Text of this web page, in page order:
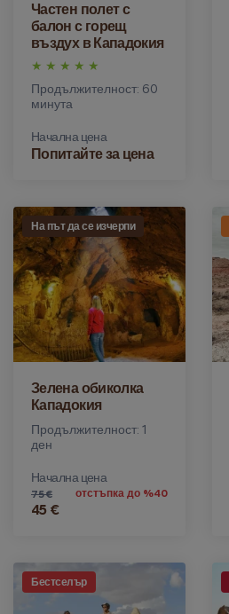
Частен полет с
балон с горещ
въздух в Кападокия
Продължителност: 60
минута
Начална цена
Попитайте за цена
На път да се изчерпи
Зелена обиколка
Кападокия
Продължителност: 1
ден
Начална цена
75 €
45 €
отстъпка до %40
Бестселър